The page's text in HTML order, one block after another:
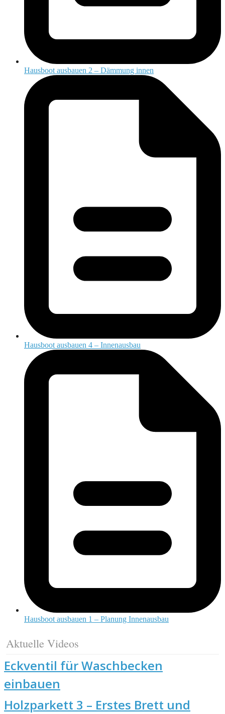
Hausboot ausbauen 2 – Dämmung innen
Hausboot ausbauen 4 – Innenausbau
Hausboot ausbauen 1 – Planung Innenausbau
Aktuelle Videos
Eckventil für Waschbecken
einbauen
Holzparkett 3 – Erstes Brett und